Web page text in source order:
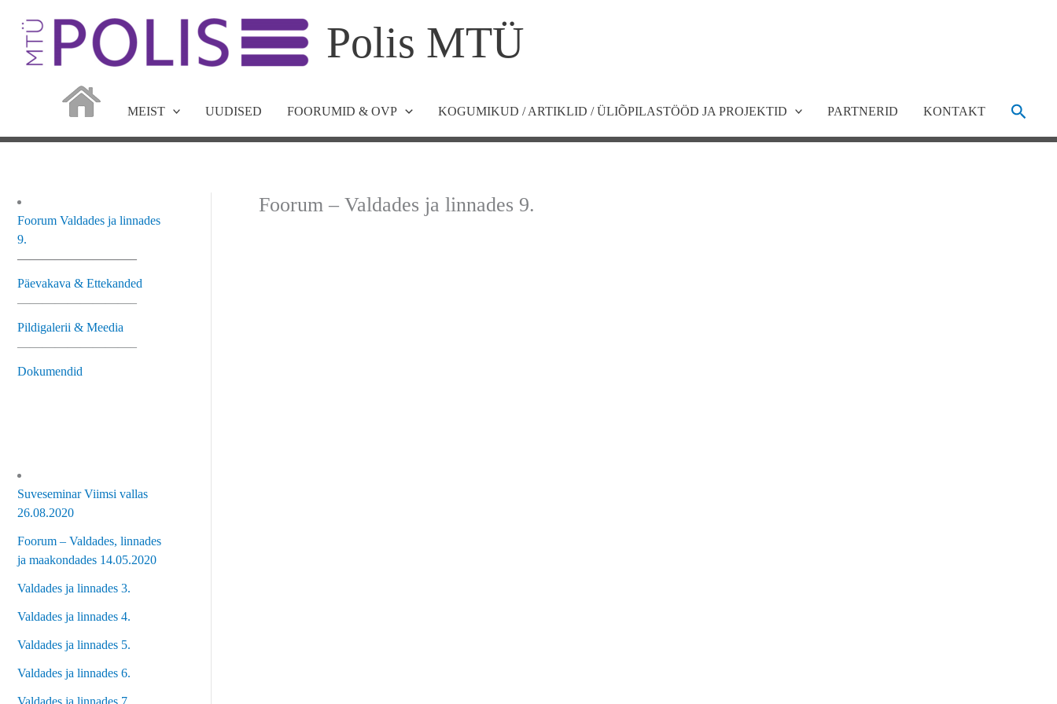
content
Polis MTÜ
MEIST UUDISED FOORUMID & OVP KOGUMIKUD / ARTIKLID / ÜLIÕPILASTÖÖD JA PROJEKTID PARTNERID KONTAKT Search
Foorum Valdades ja linnades
9.
—————————–
Päevakava & Ettekanded
—————————–
Pildigalerii & Meedia
—————————–
Dokumendid
Suveseminar Viimsi vallas
26.08.2020
Foorum – Valdades, linnades
ja maakondades 14.05.2020
Valdades ja linnades 3.
Valdades ja linnades 4.
Valdades ja linnades 5.
Valdades ja linnades 6.
Valdades ja linnades 7.
Foorum – Valdades ja linnades 9.